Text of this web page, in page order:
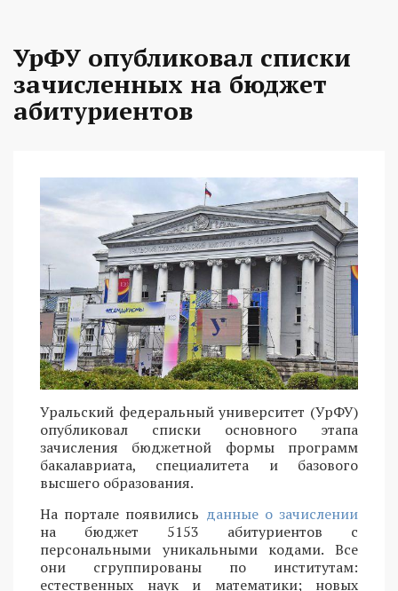
УрФУ опубликовал списки
зачисленных на бюджет
абитуриентов
Уральский федеральный университет (УрФУ)
опубликовал списки основного этапа
зачисления бюджетной формы программ
бакалавриата, специалитета и базового
высшего образования.
На портале появились данные о зачислении
на бюджет 5153 абитуриентов с
персональными уникальными кодами. Все
они сгруппированы по институтам:
естественных наук и математики; новых